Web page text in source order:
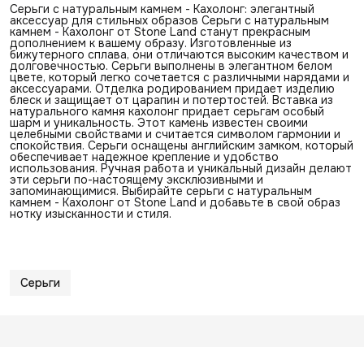
Серьги с натуральным камнем - Кахолонг: элегантный
аксессуар для стильных образов Серьги с натуральным
камнем - Кахолонг от Stone Land станут прекрасным
дополнением к вашему образу. Изготовленные из
бижутерного сплава, они отличаются высоким качеством и
долговечностью. Серьги выполнены в элегантном белом
цвете, который легко сочетается с различными нарядами и
аксессуарами. Отделка родированием придает изделию
блеск и защищает от царапин и потертостей. Вставка из
натурального камня кахолонг придает серьгам особый
шарм и уникальность. Этот камень известен своими
целебными свойствами и считается символом гармонии и
спокойствия. Серьги оснащены английским замком, который
обеспечивает надежное крепление и удобство
использования. Ручная работа и уникальный дизайн делают
эти серьги по-настоящему эксклюзивными и
запоминающимися. Выбирайте серьги с натуральным
камнем - Кахолонг от Stone Land и добавьте в свой образ
нотку изысканности и стиля.
Серьги